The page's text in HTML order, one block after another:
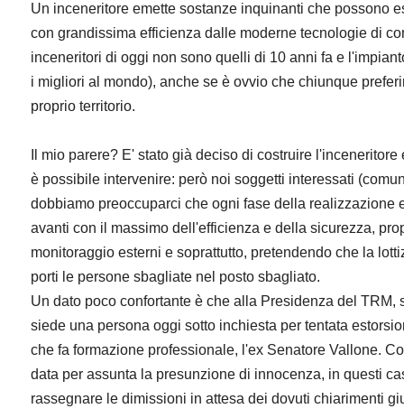
Un inceneritore emette sostanze inquinanti che possono
con grandissima efficienza dalle moderne tecnologie di
inceneritori di oggi non sono quelli di 10 anni fa e
i migliori al mondo), anche se è ovvio che chiunque
proprio territorio.
Il mio parere? E' stato già deciso di costruire
è possibile intervenire: però noi soggetti interessati
dobbiamo preoccuparci che ogni fase della realizzazione
avanti con il massimo dell'efficienza e della sicurezza,
monitoraggio esterni e soprattutto, pretendendo che la
porti le persone sbagliate nel posto sbagliato.
Un dato poco confortante è che alla Presidenza del TRM,
siede una persona oggi sotto inchiesta per tentata
che fa formazione professionale, l'ex Senatore Vallone.
data per assunta la presunzione di innocenza, in questi
rassegnare le dimissioni in attesa dei dovuti chiarimenti